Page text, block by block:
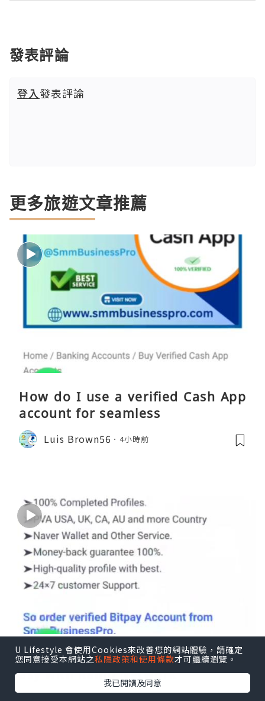
發表評論
登入發表評論
更多旅遊文章推薦
How do I use a verified Cash App
account for seamless
Luis Brown56 4小時前
Buy Crypto Instantly | Secure & E
asy with Ramp Network
U Lifestyle 會使用Cookies來改善您的網站體驗，請確定
您同意接受本網站之私隱政策和使用條款才可繼續瀏覽。
我已閱讀及同意